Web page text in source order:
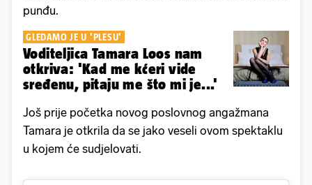
punđu.
GLEDAMO JE U 'PLESU'
Voditeljica Tamara Loos nam
otkriva: 'Kad me kćeri vide
sređenu, pitaju me što mi je...'
Još prije početka novog poslovnog angažmana
Tamara je otkrila da se jako veseli ovom spektaklu
u kojem će sudjelovati.